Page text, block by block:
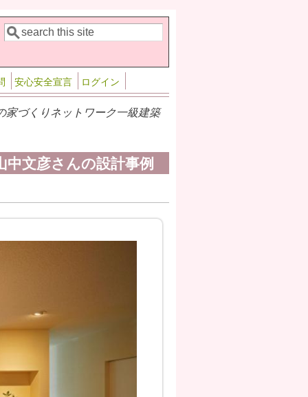
検索フォーム
検索
安心安全宣言 ログイン
家づくりネットワーク一級建築
文彦さんの設計事例